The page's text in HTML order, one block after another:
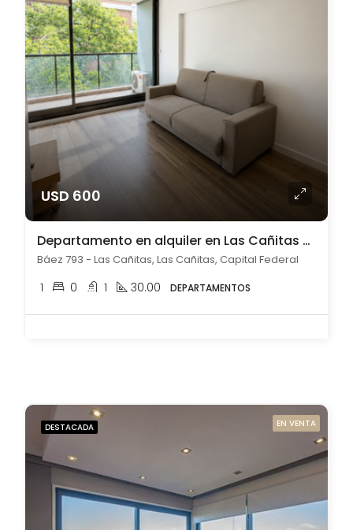
USD 600
Departamento en alquiler en Las Cañitas amoblado
Báez 793 - Las Cañitas, Las Cañitas, Capital Federal
1 0 1 30.00 DEPARTAMENTOS
DESTACADA EN VENTA